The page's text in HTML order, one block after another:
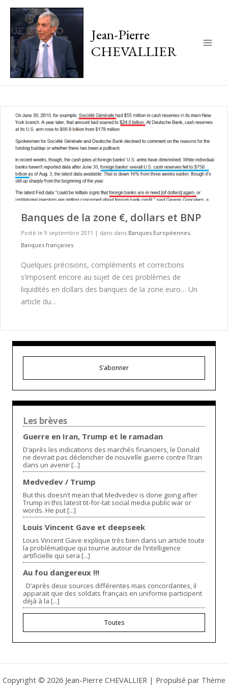
Jean-Pierre
CHEVALLIER
Banques de la zone €, dollars et BNP
Posté le 9 septembre 2011 | dans dans Banques Européennes,
Banques françaises
Quelques précisions, compléments et corrections
s’imposent encore au sujet de ces problèmes de
liquidités en dollars des banques de la zone euro… Un
article du…
S'abonner
Les brèves
Guerre en Iran, Trump et le ramadan
D’après les indications des marchés financiers, le Donald
ne devrait pas déclencher de nouvelle guerre contre l’Iran
dans un avenir [...]
Medvedev / Trump
But this doesn’t mean that Medvedev is done going after
Trump in this latest tit-for-tat social media public war or
words. He put [...]
Louis Vincent Gave et deepseek
Louis Vincent Gave explique très bien dans un article toute
la problématique qui tourne autour de l’intelligence
artificielle qui sera [...]
Au fou dangereux !!!
D’après deux sources différentes mais concordantes, il
apparait que des soldats français en uniforme participent
déjà à la [...]
Toutes
Copyright © 2026 Jean-Pierre CHEVALLIER | Propulsé par Thème